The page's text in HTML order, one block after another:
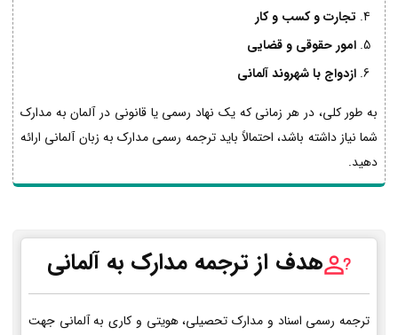
تجارت و کسب و کار
امور حقوقی و قضایی
ازدواج با شهروند آلمانی
به طور کلی، در هر زمانی که یک نهاد رسمی یا قانونی در آلمان به مدارک
شما نیاز داشته باشد، احتمالاً باید ترجمه رسمی مدارک به زبان آلمانی ارائه
دهید.
هدف از ترجمه مدارک به آلمانی
ترجمه رسمی اسناد و مدارک تحصیلی، هویتی و کاری به آلمانی جهت